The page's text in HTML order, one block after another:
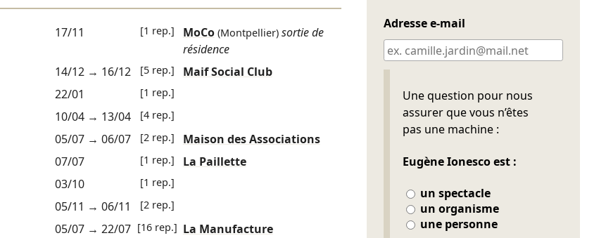
17/11 [1 rep.] MoCo (Montpellier) sortie de
résidence
14/12→ 16/12 [5 rep.]
Maif Social Club
22/01 [1 rep.]
10/04→ 13/04 [4 rep.]
05/07→ 06/07 [2 rep.]
Maison des Associations
07/07 [1 rep.]
La Paillette
03/10 [1 rep.]
05/11 → 06/11 [2 rep.]
05/07→ 22/07 [16 rep.] La Manufacture
Adresse e-mail
Une question pour nous
assurer que vous n’êtes
pas une machine :
Eugène Ionesco est :
un spectacle
un organisme
une personne
Ne pas remplir